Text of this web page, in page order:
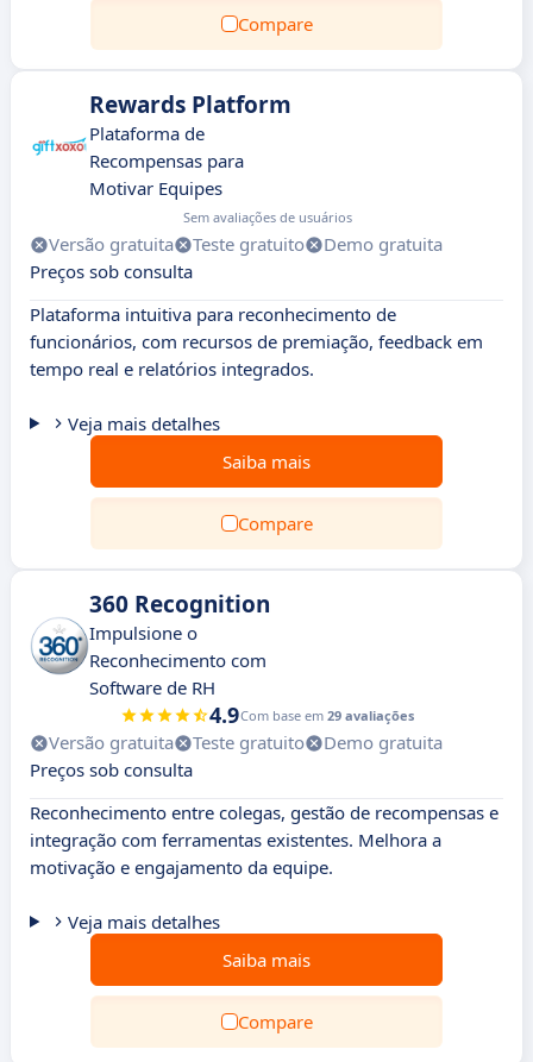
Compare
Rewards Platform
Plataforma de
Recompensas para
Motivar Equipes
Sem avaliações de usuários
Versão gratuita Teste gratuito
Demo gratuita
Preços sob consulta
Plataforma intuitiva para reconhecimento de
funcionários, com recursos de premiação, feedback em
tempo real e relatórios integrados.
Veja mais detalhes
Saiba mais
Compare
360 Recognition
Impulsione o
Reconhecimento com
Software de RH
4.9Com base em 29 avaliações
Versão gratuita Teste gratuito
Demo gratuita
Preços sob consulta
Reconhecimento entre colegas, gestão de recompensas e
integração com ferramentas existentes. Melhora a
motivação e engajamento da equipe.
Veja mais detalhes
Saiba mais
Compare